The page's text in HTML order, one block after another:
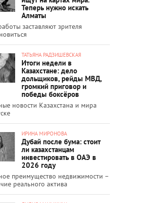
Теперь нужно искать
Алматы
заставляют зрителя
ТАТЬЯНА РАДЗИШЕВСКАЯ
Итоги недели в
Казахстане: дело
дольщиков, рейды МВД,
громкий приговор и
победы боксёров
новости Казахстана и мира
ИРИНА МИРОНОВА
Дубай после бума: стоит
ли казахстанцам
инвестировать в ОАЭ в
2026 году
преимущество недвижимости –
реального актива